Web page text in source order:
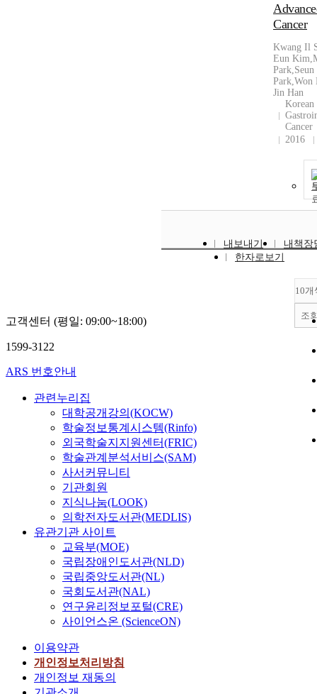
Cancer
Kwang Il
Eun
Park,Seun
Park,Won
Jin Han
Cancer
2016
내보내기
내책장
한자로보기
10개
조
고객센터 (평일: 09:00~18:00)
1599-3122
ARS 번호안내
관련누리집
대학공개강의(KOCW)
학술정보통계시스템(Rinfo)
외국학술지지원센터(FRIC)
학술관계분석서비스(SAM)
사서커뮤니티
기관회원
지식나눔(LOOK)
의학전자도서관(MEDLIS)
유관기관 사이트
교육부(MOE)
국립장애인도서관(NLD)
국립중앙도서관(NL)
국회도서관(NAL)
연구윤리정보포털(CRE)
사이언스온 (ScienceON)
이용약관
개인정보처리방침
개인정보 재동의